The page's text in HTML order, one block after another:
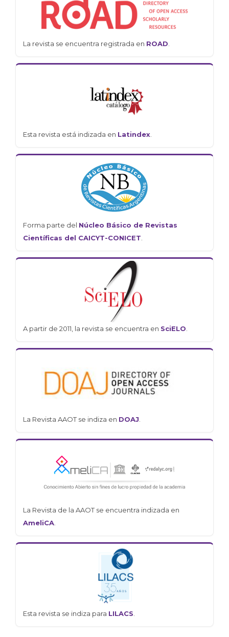
La revista se encuentra registrada en ROAD
Esta revista está indizada en Latindex
Forma parte del Núcleo Básico de Revistas
Científicas del CAICYT-CONICET
A partir de 2011, la revista se encuentra en SciELO
La Revista AAOT se indiza en DOAJ
La Revista de la AAOT se encuentra indizada en
AmeliCA
Esta revista se indiza para LILACS